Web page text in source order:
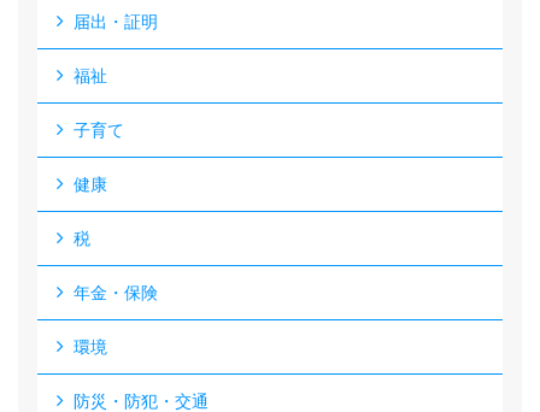
届出・証明
福祉
子育て
健康
税
年金・保険
環境
防災・防犯・交通